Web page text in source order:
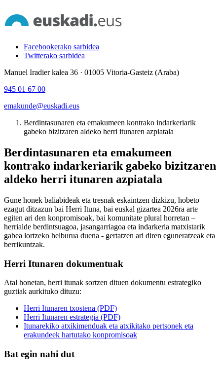
Facebookerako sarbidea
Twitterako sarbidea
Manuel Iradier kalea 36 · 01005 Vitoria-Gasteiz (Araba)
945 01 67 00
emakunde@euskadi.eus
Berdintasunaren eta emakumeen kontrako indarkeriarik
gabeko bizitzaren aldeko herri itunaren azpiatala
Berdintasunaren eta emakumeen
kontrako indarkeriarik gabeko bizitzaren
aldeko herri itunaren azpiatala
Gune honek baliabideak eta tresnak eskaintzen dizkizu, hobeto
ezagut ditzazun bai Herri Ituna, bai euskal gizartea 2026ra arte
egiten ari den konpromisoak, bai komunitate plural horretan –
herrialde berdintsuagoa, jasangarriagoa eta indarkeria matxistarik
gabea lortzeko helburua duena - gertatzen ari diren eguneratzeak eta
berrikuntzak.
Herri Itunaren dokumentuak
Atal honetan, herri itunak sortzen dituen dokumentu estrategiko
guztiak aurkituko dituzu:
Herri Itunaren txostena (PDF)
Herri Itunaren estrategia (PDF)
Itunarekiko atxikimenduak eta atxikitako pertsonek eta
erakundeek hartutako konpromisoak
Bat egin nahi dut